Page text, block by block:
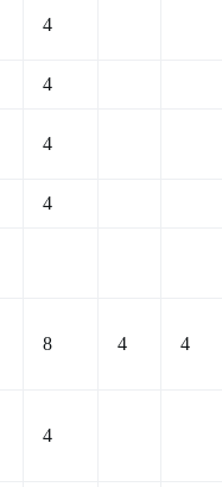
4
4
4
4
8 4 4
4